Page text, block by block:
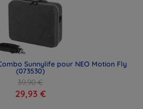
Sunnylife pour NEO Motion Fly
(073530)
39,90 €
29,93 €